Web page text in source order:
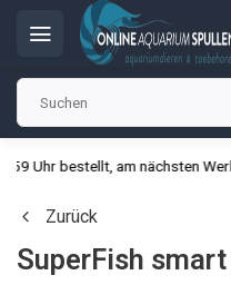
Uhr bestellt, am nächsten
Zurück
SuperFish